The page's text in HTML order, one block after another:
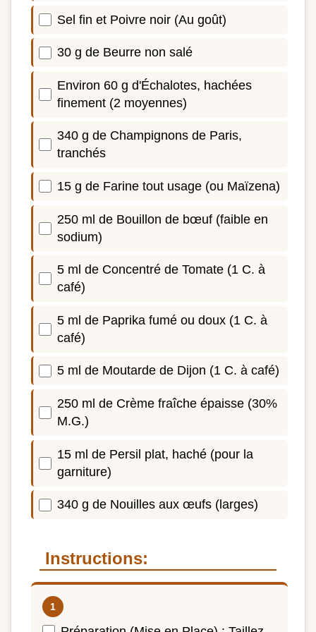
Sel fin et Poivre noir (Au goût)
30 g de Beurre non salé
Environ 60 g d'Échalotes, hachées
finement (2 moyennes)
340 g de Champignons de Paris,
tranchés
15 g de Farine tout usage (ou Maïzena)
250 ml de Bouillon de bœuf (faible en
sodium)
5 ml de Concentré de Tomate (1 C. à
café)
5 ml de Paprika fumé ou doux (1 C. à
café)
5 ml de Moutarde de Dijon (1 C. à café)
250 ml de Crème fraîche épaisse (30%
M.G.)
15 ml de Persil plat, haché (pour la
garniture)
340 g de Nouilles aux œufs (larges)
Instructions: